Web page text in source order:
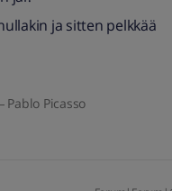
ja sitten pelkkää
Pablo Picasso